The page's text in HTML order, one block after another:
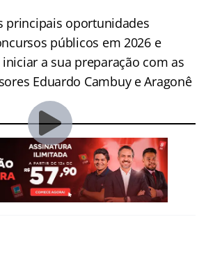
principais oportunidades
públicos em 2026 e
a sua preparação com as
Eduardo Cambuy e Aragonê